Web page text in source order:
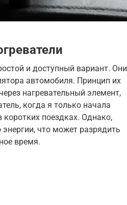
и доступный вариант. Они
автомобиля. Принцип их
нагревательный элемент,
когда я только начала
коротких поездках. Однако,
что может разрядить
время.